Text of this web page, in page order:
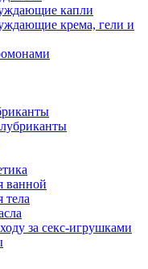
капли
крема, гели и
ванной
тела
за секс-игрушками